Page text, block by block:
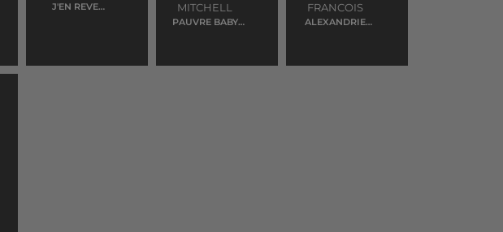
J'EN REVE
MITCHELL
PAUVRE BABY
FRANCOIS
ALEXANDRIE